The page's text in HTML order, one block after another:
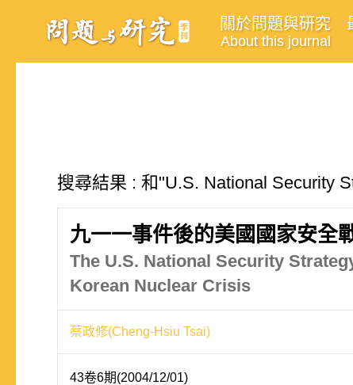
關於問題與研究
About this journal
搜尋結果 : 和"U.S. National Security
九一一事件後的美國國家安全
The U.S. National Security
Korean Nuclear Crisis
蔡政修(Cheng-Hsiu Tsai)
43卷6期(2004/12/01)